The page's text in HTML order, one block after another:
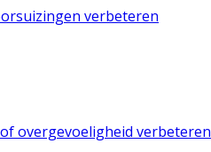
verbeteren
overgevoeligheid verbeteren